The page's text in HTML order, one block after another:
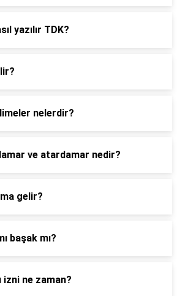
yazılır TDK?
nelerdir?
ve atardamar nedir?
gelir?
başak mı?
ne zaman?